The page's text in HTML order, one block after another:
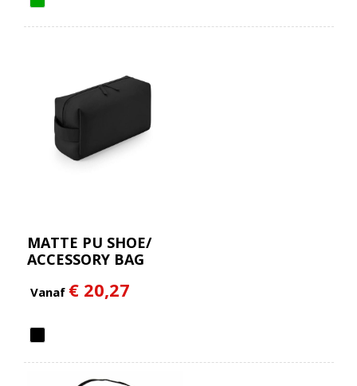
MATTE PU SHOE/
ACCESSORY BAG
Vanaf € 20,27